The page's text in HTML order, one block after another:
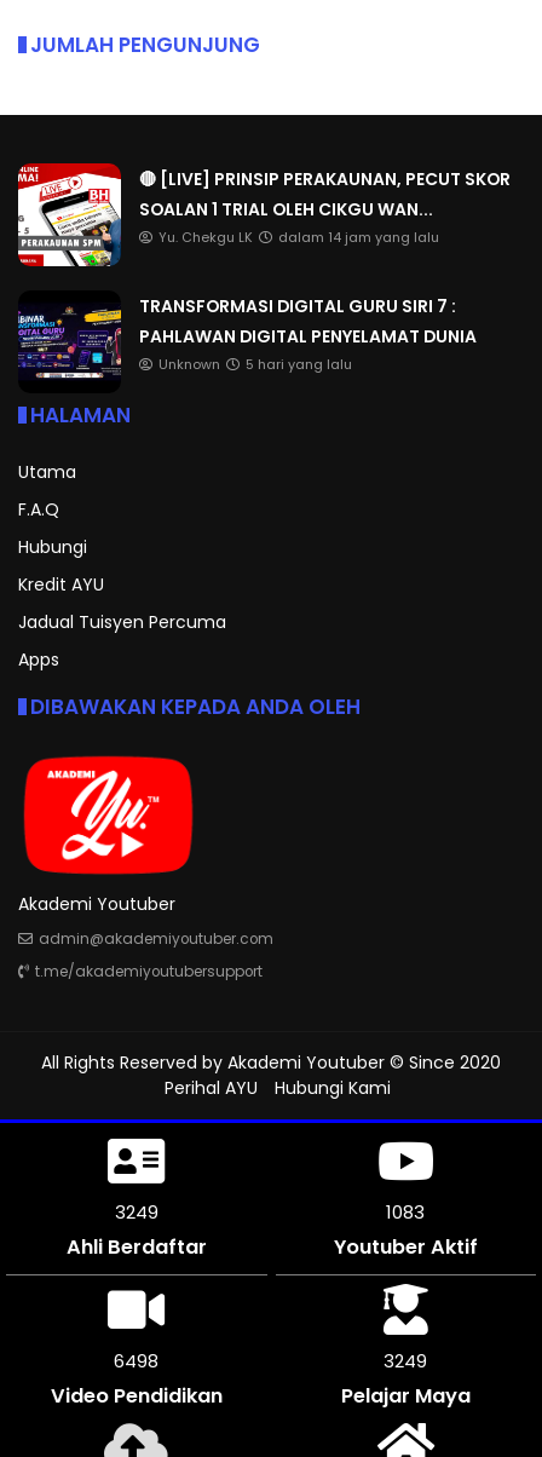
JUMLAH PENGUNJUNG
🔴 [LIVE] PRINSIP PERAKAUNAN, PECUT SKOR
SOALAN 1 TRIAL OLEH CIKGU WAN...
Yu. Chekgu LK dalam 14 jam yang lalu
TRANSFORMASI DIGITAL GURU SIRI 7 :
PAHLAWAN DIGITAL PENYELAMAT DUNIA
Unknown 5 hari yang lalu
HALAMAN
Utama
F.A.Q
Hubungi
Kredit AYU
Jadual Tuisyen Percuma
Apps
DIBAWAKAN KEPADA ANDA OLEH
Akademi Youtuber
admin@akademiyoutuber.com
t.me/akademiyoutubersupport
All Rights Reserved by Akademi Youtuber © Since 2020
Perihal AYU
Hubungi Kami
3567
Ahli Berdaftar
1189
Youtuber Aktif
7134
Video Pendidikan
3567
Pelajar Maya